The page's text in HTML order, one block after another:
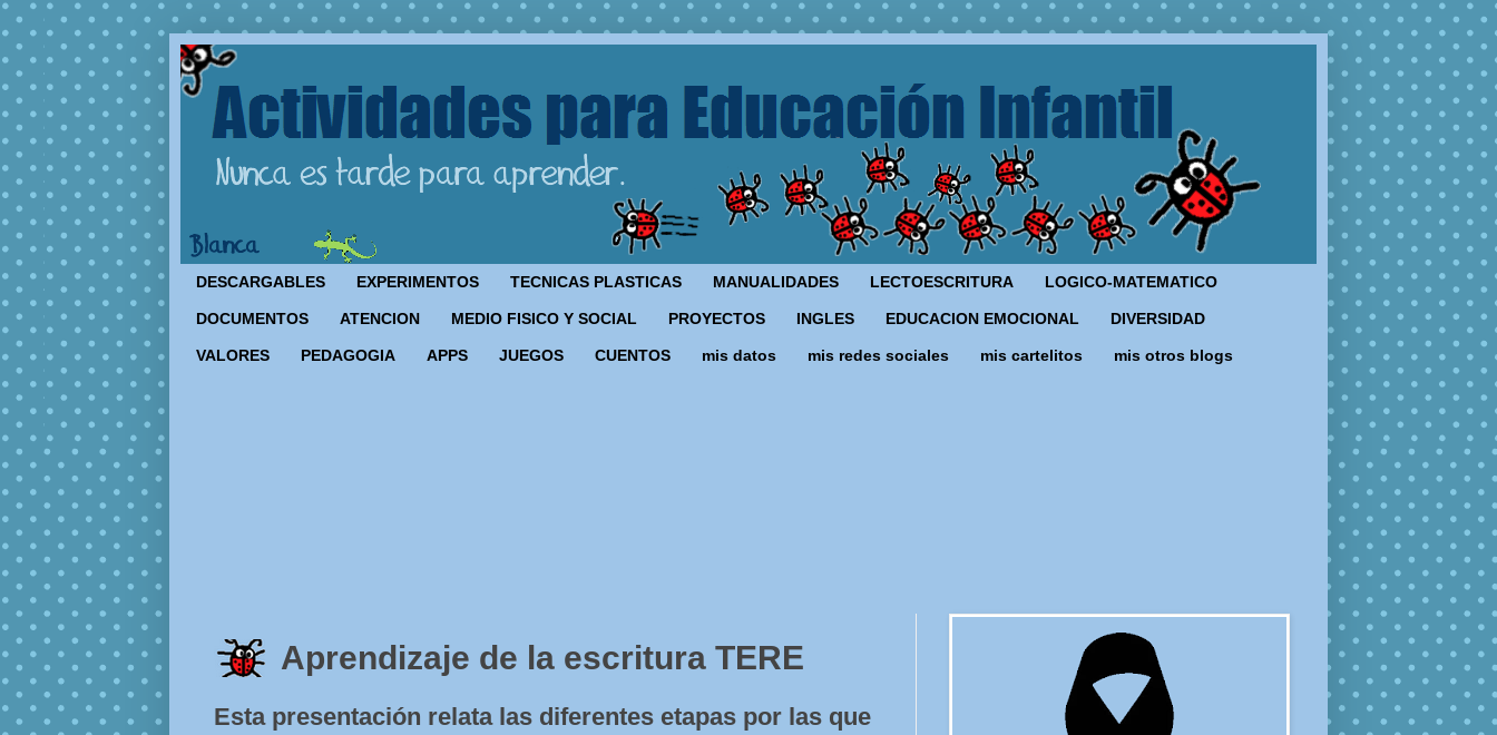
DESCARGABLES EXPERIMENTOS TECNICAS PLASTICAS MANUALIDADES LECTOESCRITURA LOGICO-MATEMATICO
DOCUMENTOS ATENCION MEDIO FISICO Y SOCIAL PROYECTOS INGLES EDUCACION EMOCIONAL DIVERSIDAD
VALORES PEDAGOGIA APPS JUEGOS CUENTOS mis datos mis redes sociales mis cartelitos mis otros blogs
Aprendizaje de la escritura TERE
Esta presentación relata las diferentes etapas por las que